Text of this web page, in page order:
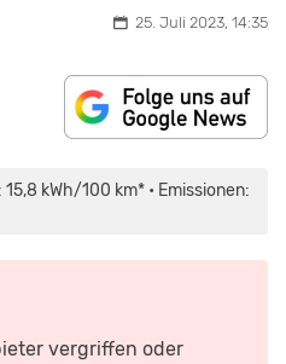
25. Juli 2023, 14:35
kWh/100 km* • Emissionen:
vergriffen oder